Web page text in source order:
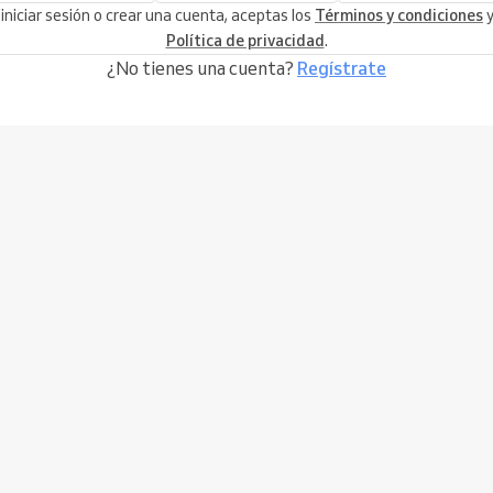
sesión o crear una cuenta, aceptas los Términos y condiciones
Política de privacidad.
¿No tienes una cuenta? Regístrate